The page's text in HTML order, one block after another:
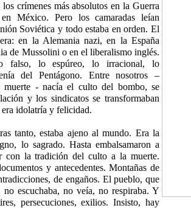
crímenes más absolutos en la Guerra
México. Pero los camaradas leían
Soviética y todo estaba en orden. El
en la Alemania nazi, en la España
de Mussolini o en el liberalismo inglés.
falso, lo espúreo, lo irracional, lo
del Pentágono. Entre nosotros –
muerte - nacía el culto del bombo, se
y los sindicatos se transformaban
idolatría y felicidad.
tanto, estaba ajeno al mundo. Era la
lo sagrado. Hasta embalsamaron a
con la tradición del culto a la muerte.
y antecedentes. Montañas de
de engaños. El pueblo, que
no escuchaba, no veía, no respiraba. Y
persecuciones, exilios. Insisto, hay